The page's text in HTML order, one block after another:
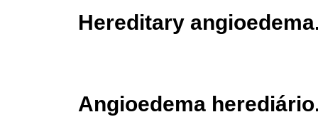
Hereditary
Angioedema